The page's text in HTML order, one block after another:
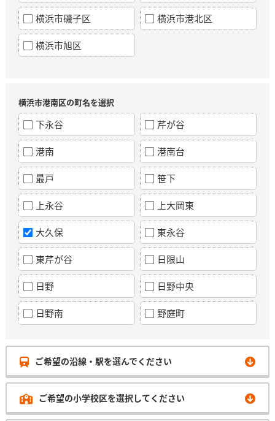
横浜市磯子区 横浜市港北区
横浜市旭区
横浜市港南区の町名を選択
下永谷 芹が谷
港南 港南台
最戸 笹下
上永谷 上大岡東
大久保 東永谷
東芹が谷 日限山
日野 日野中央
日野南 野庭町
ご希望の沿線・駅を選んでください
ご希望の小学校区を選択してください